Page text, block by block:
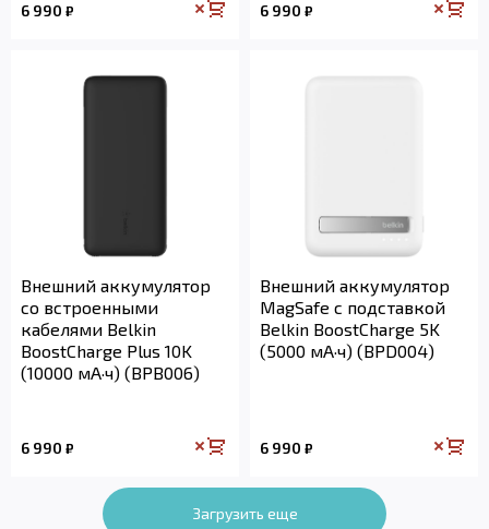
6 990 ₽ 6 990 ₽
Внешний аккумулятор
со встроенными
кабелями Belkin
BoostCharge Plus 10K
(10000 мА·ч) (BPB006)
6 990 ₽
Внешний аккумулятор
MagSafe с подставкой
Belkin BoostCharge 5K
(5000 мА·ч) (BPD004)
6 990 ₽
Загрузить еще